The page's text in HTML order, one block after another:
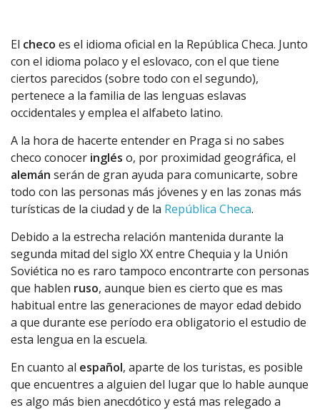
El checo es el idioma oficial en la República Checa. Junto
con el idioma polaco y el eslovaco, con el que tiene
ciertos parecidos (sobre todo con el segundo),
pertenece a la familia de las lenguas eslavas
occidentales y emplea el alfabeto latino.
A la hora de hacerte entender en Praga si no sabes
checo conocer inglés o, por proximidad geográfica, el
alemán serán de gran ayuda para comunicarte, sobre
todo con las personas más jóvenes y en las zonas más
turísticas de la ciudad y de la República Checa.
Debido a la estrecha relación mantenida durante la
segunda mitad del siglo XX entre Chequia y la Unión
Soviética no es raro tampoco encontrarte con personas
que hablen ruso, aunque bien es cierto que es mas
habitual entre las generaciones de mayor edad debido
a que durante ese período era obligatorio el estudio de
esta lengua en la escuela.
En cuanto al español, aparte de los turistas, es posible
que encuentres a alguien del lugar que lo hable aunque
es algo más bien anecdótico y está mas relegado a